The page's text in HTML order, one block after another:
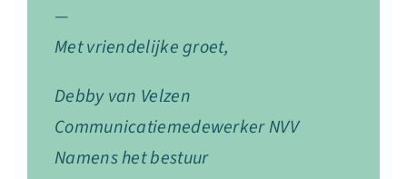
—
Met vriendelijke groet,
Debby van Velzen
Communicatiemedewerker NVV
Namens het bestuur